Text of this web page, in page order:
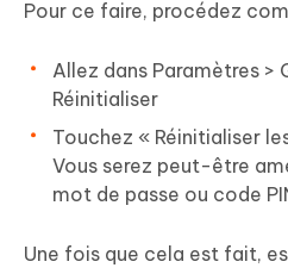
Pour ce faire, procédez
Allez dans Paramètres >
Réinitialiser
Touchez « Réinitialiser
Vous serez peut-être
mot de passe ou code
Une fois que cela est fait,